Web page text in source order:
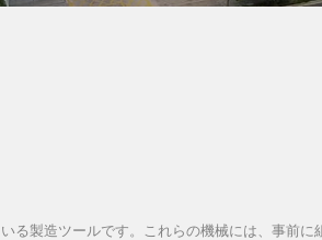
る製造ツールです。これらの機械には、事前に